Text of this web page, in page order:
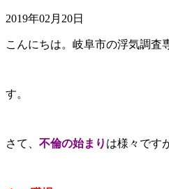
2019年02月20日
こんにちは。岐阜市の浮気調査
す。
さて、 不倫の始まり は様々です